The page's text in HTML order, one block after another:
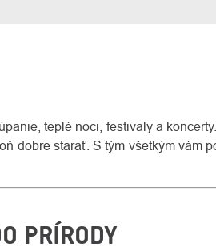
teplé noci, festivaly a
dobre starať. S tým všetkým vám
PRÍRODY